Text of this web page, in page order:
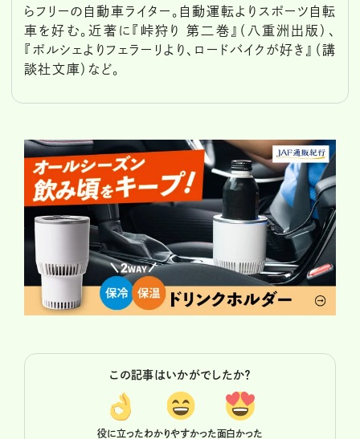
らフリーの自動車ライター。自動運転よりスポーツ自転
車を好む。近著に『峠狩り 第二巻』（八重洲出版）、
『ポルシェよりフェラーリより、ロードバイクが好き』（講
談社文庫）など。
この記事はいかがでしたか？
役に立ったわかりやすかった面白かった